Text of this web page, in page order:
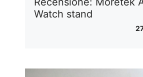
Watch stand